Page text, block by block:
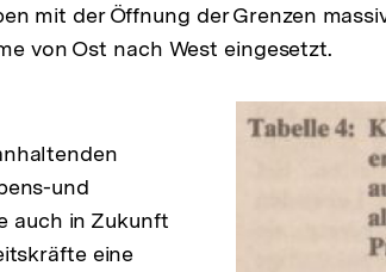
mit der Öffnung der Grenzen
von Ost nach West eingesetzt.
und
auch in Zukunft
eine